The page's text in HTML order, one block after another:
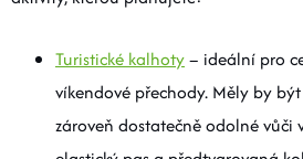
Turistické kalhoty– ideální pro
víkendové přechody. Měly by
zároveň dostatečně odolné vůči